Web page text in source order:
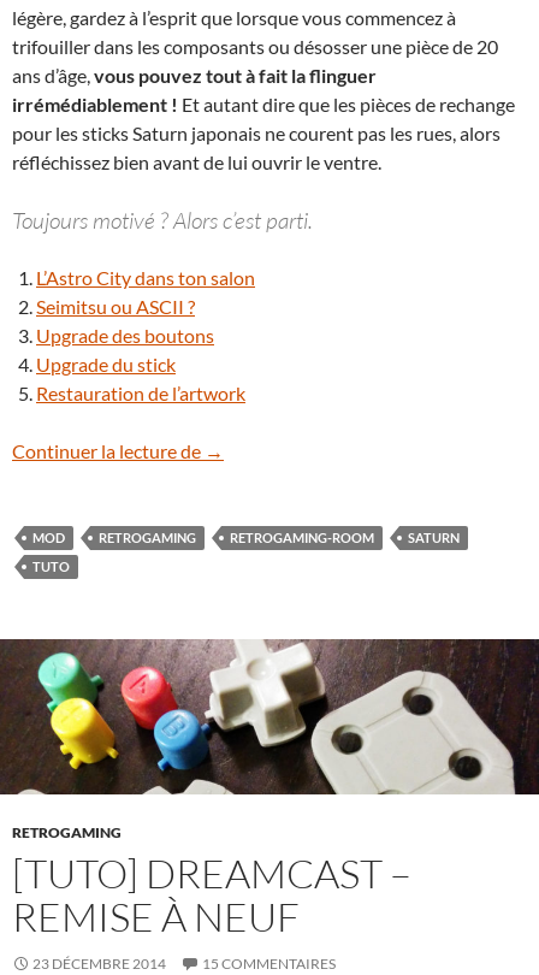
légère, gardez à l’esprit que lorsque vous commencez à
trifouiller dans les composants ou désosser une pièce de 20
ans d’âge,vous pouvez tout à fait la flinguer
irrémédiablement ! Et autant dire que les pièces de rechange
pour les sticks Saturn japonais ne courent pas les rues, alors
réfléchissez bien avant de lui ouvrir le ventre.
Toujours motivé ? Alors c’est parti.
L’Astro City dans ton salon
Seimitsu ou ASCII ?
Upgrade des boutons
Upgrade du stick
Restauration de l’artwork
Continuer la lecture de [Tuto] SEGA Virtua Stick HSS-0136
→
MOD RETROGAMING RETROGAMING-ROOM
SATURN
TUTO
RETROGAMING
[TUTO] DREAMCAST –
REMISE À NEUF
23 DÉCEMBRE 2014 15 COMMENTAIRES